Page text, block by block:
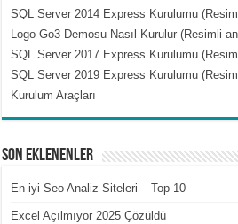
SQL Server 2014 Express Kurulumu
Logo Go3 Demosu Nasıl Kurulur (Resimli
SQL Server 2017 Express Kurulumu
SQL Server 2019 Express Kurulumu
Kurulum Araçları
Son Eklenenler
En iyi Seo Analiz Siteleri – Top 10
Excel Açılmıyor 2025 Çözüldü